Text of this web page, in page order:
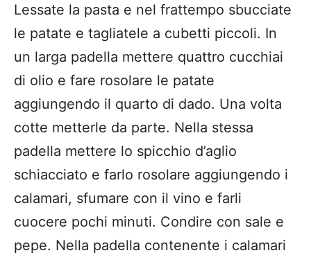
Lessate la pasta e nel frattempo sbucciate
le patate e tagliatele a cubetti piccoli. In
un larga padella mettere quattro cucchiai
di olio e fare rosolare le patate
aggiungendo il quarto di dado. Una volta
cotte metterle da parte. Nella stessa
padella mettere lo spicchio d’aglio
schiacciato e farlo rosolare aggiungendo i
calamari, sfumare con il vino e farli
cuocere pochi minuti. Condire con sale e
pepe. Nella padella contenente i calamari